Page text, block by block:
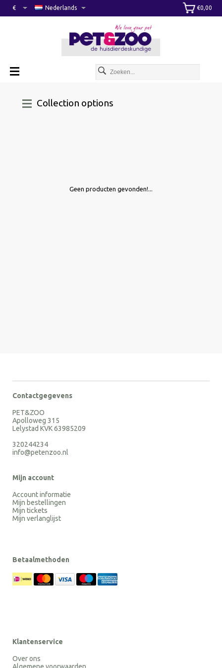
€0,00
Nederlands
€
Collection options
Geen producten gevonden!...
Contactgegevens
PET&ZOO
Apolloweg 315
Lelystad KVK 63985209
320244234
info@petenzoo.nl
Mijn account
Account informatie
Mijn bestellingen
Mijn tickets
Mijn verlanglijst
Betaalmethoden
Klantenservice
Over ons